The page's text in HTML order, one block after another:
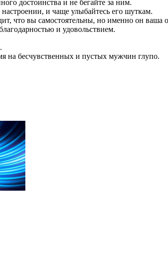
достоинства и не бегайте за ним.
и чаще улыбайтесь его шуткам.
что вы самостоятельны, но именно он ваша
и удовольствием.
на бесчувственных и пустых мужчин глупо.